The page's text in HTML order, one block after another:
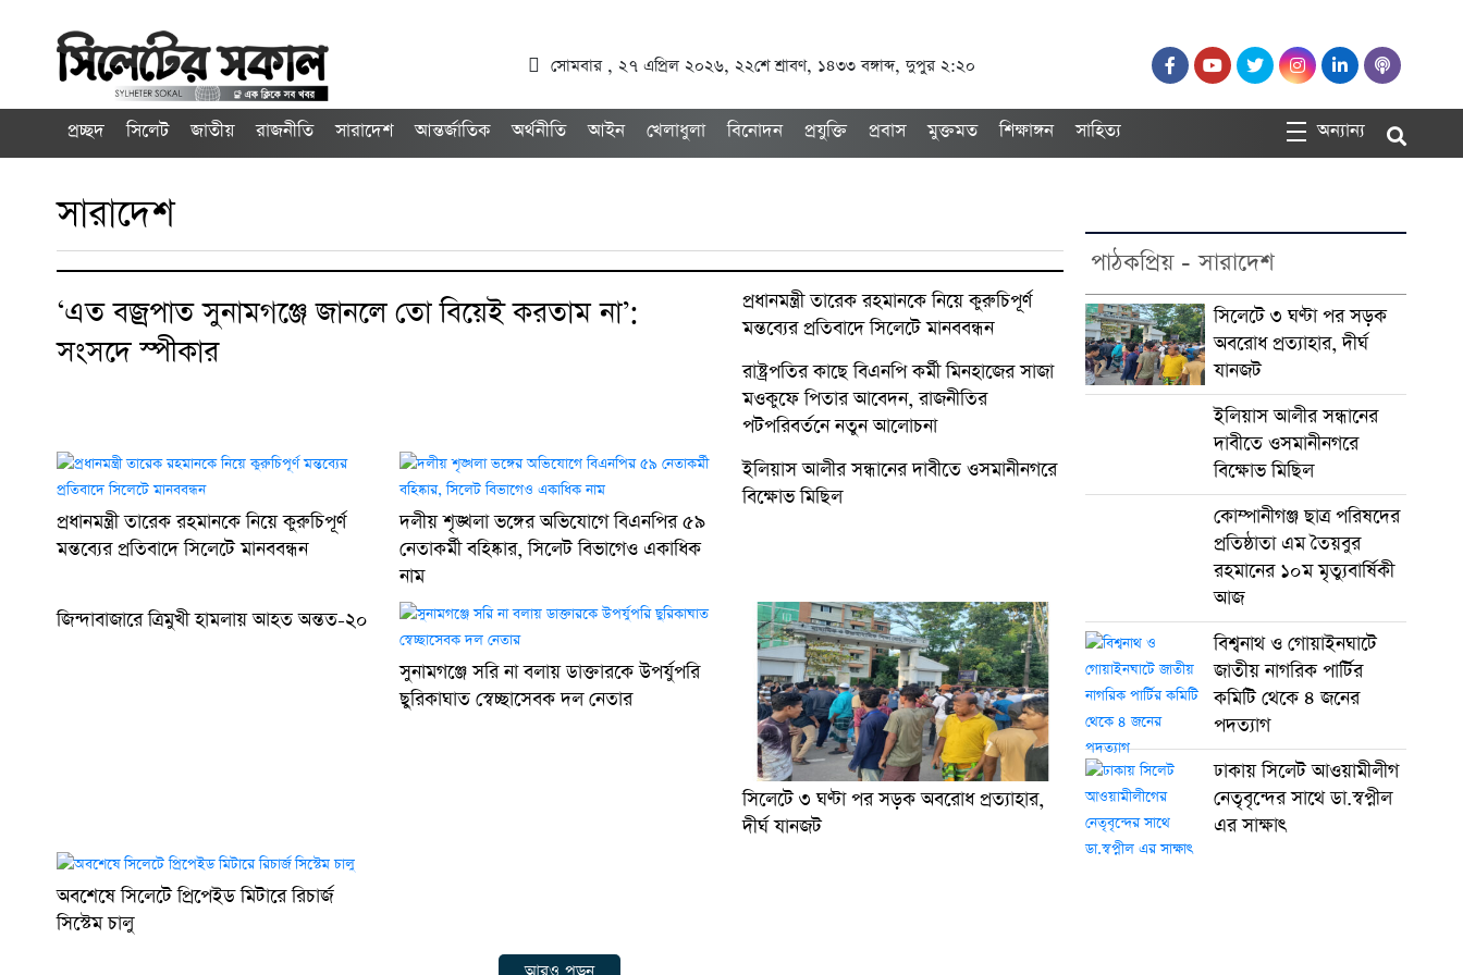
সোমবার , ২৭ এপ্রিল ২০২৬, ২২শে শ্রাবণ, ১৪৩৩ বঙ্গাব্দ, দুপুর ২:২০
প্রচ্ছদ সিলেট জাতীয় রাজনীতি সারাদেশ আন্তর্জাতিক অর্থনীতি আইন খেলাধুলা বিনোদন প্রযুক্তি প্রবাস মুক্তমত শিক্ষাঙ্গন সাহিত্য অন্যান্য
সারাদেশ
‘এত বজ্রপাত সুনামগঞ্জে জানলে তো বিয়েই করতাম না’:
সংসদে স্পীকার
প্রধানমন্ত্রী তারেক রহমানকে নিয়ে কুরুচিপূর্ণ
মন্তব্যের প্রতিবাদে সিলেটে মানববন্ধন
রাষ্ট্রপতির কাছে বিএনপি কর্মী মিনহাজের সাজা
মওকুফে পিতার আবেদন, রাজনীতির
পটপরিবর্তনে নতুন আলোচনা
প্রধানমন্ত্রী তারেক রহমানকে নিয়ে কুরুচিপূর্ণ
মন্তব্যের প্রতিবাদে সিলেটে মানববন্ধন
দলীয় শৃঙ্খলা ভঙ্গের অভিযোগে বিএনপির ৫৯
নেতাকর্মী বহিষ্কার, সিলেট বিভাগেও একাধিক
নাম
ইলিয়াস আলীর সন্ধানের দাবীতে ওসমানীনগরে
বিক্ষোভ মিছিল
জিন্দাবাজারে ত্রিমুখী হামলায় আহত অন্তত-২০
সুনামগঞ্জে সরি না বলায় ডাক্তারকে উপর্যুপরি
ছুরিকাঘাত স্বেচ্ছাসেবক দল নেতার
সিলেটে ৩ ঘণ্টা পর সড়ক অবরোধ প্রত্যাহার,
দীর্ঘ যানজট
অবশেষে সিলেটে প্রিপেইড মিটারে রিচার্জ
সিস্টেম চালু
পাঠকপ্রিয় - সারাদেশ
সিলেটে ৩ ঘণ্টা পর সড়ক
অবরোধ প্রত্যাহার, দীর্ঘ
যানজট
ইলিয়াস আলীর সন্ধানের
দাবীতে ওসমানীনগরে
বিক্ষোভ মিছিল
কোম্পানীগঞ্জ ছাত্র পরিষদের
প্রতিষ্ঠাতা এম তৈয়বুর
রহমানের ১০ম মৃত্যুবার্ষিকী
আজ
বিশ্বনাথ ও গোয়াইনঘাটে
জাতীয় নাগরিক পার্টির
কমিটি থেকে ৪ জনের
পদত্যাগ
ঢাকায় সিলেট আওয়ামীলীগ
নেতৃবৃন্দের সাথে ডা.স্বপ্নীল
এর সাক্ষাৎ